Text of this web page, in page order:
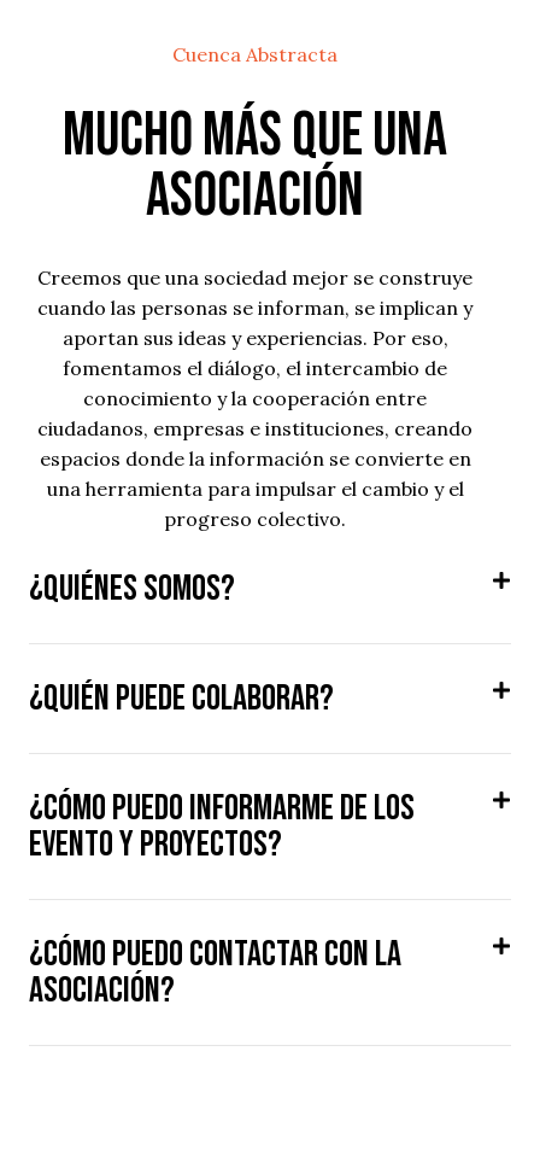
Cuenca Abstracta
Mucho más que una
Asociación
Creemos que una sociedad mejor se construye
cuando las personas se informan, se implican y
aportan sus ideas y experiencias. Por eso,
fomentamos el diálogo, el intercambio de
conocimiento y la cooperación entre
ciudadanos, empresas e instituciones, creando
espacios donde la información se convierte en
una herramienta para impulsar el cambio y el
progreso colectivo.
¿Quiénes somos?
¿Quién puede colaborar?
¿Cómo puedo informarme de los
evento y proyectos?
¿Cómo puedo contactar con la
Asociación?